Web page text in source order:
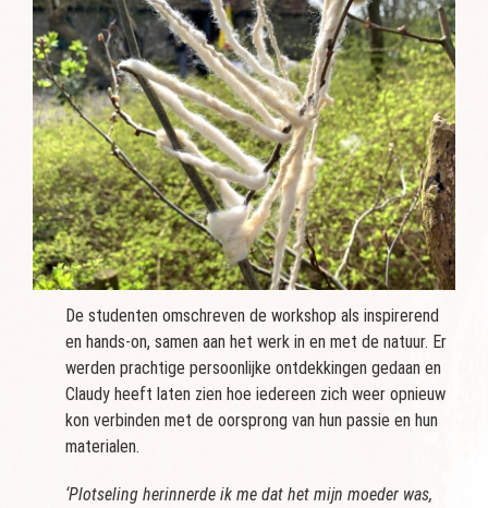
De studenten omschreven de workshop als inspirerend
en hands-on, samen aan het werk in en met de natuur. Er
werden prachtige persoonlijke ontdekkingen gedaan en
Claudy heeft laten zien hoe iedereen zich weer opnieuw
kon verbinden met de oorsprong van hun passie en hun
materialen.
‘Plotseling herinnerde ik me dat het mijn moeder was,